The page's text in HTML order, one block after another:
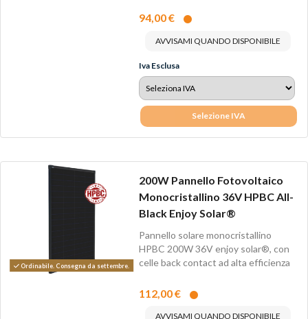
94,00 €
AVVISAMI QUANDO DISPONIBILE
Iva Esclusa
Selezione IVA
Ordinabile. Consegna da settembre.
200W Pannello Fotovoltaico
Monocristallino 36V HPBC All-
Black Enjoy Solar®
Pannello solare monocristallino
HPBC 200W 36V enjoy solar®, con
celle back contact ad alta efficienza
112,00 €
AVVISAMI QUANDO DISPONIBILE